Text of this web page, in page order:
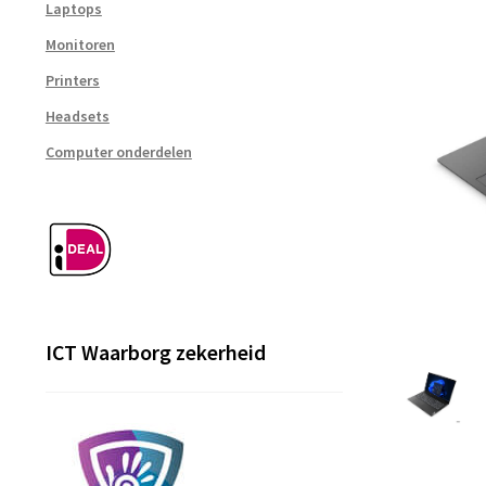
Laptops
Monitoren
Printers
Headsets
Computer onderdelen
ICT Waarborg zekerheid